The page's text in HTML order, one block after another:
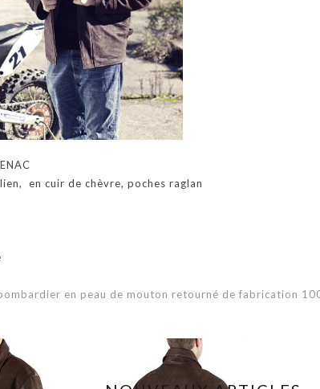
en cuir de chèvre, poches raglan
en peau de mouton retourné de fabrication